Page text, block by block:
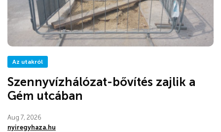
Az utakról
Szennyvízhálózat-bővítés zajlik a
Gém utcában
Aug 7, 2026
nyiregyhaza.hu